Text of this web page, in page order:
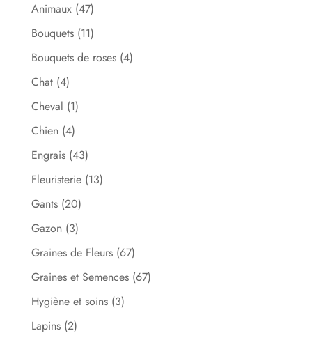
Animaux (47)
Bouquets (11)
Bouquets de roses (4)
Chat (4)
Cheval (1)
Chien (4)
Engrais (43)
Fleuristerie (13)
Gants (20)
Gazon (3)
Graines de Fleurs (67)
Graines et Semences (67)
Hygiène et soins (3)
Lapins (2)